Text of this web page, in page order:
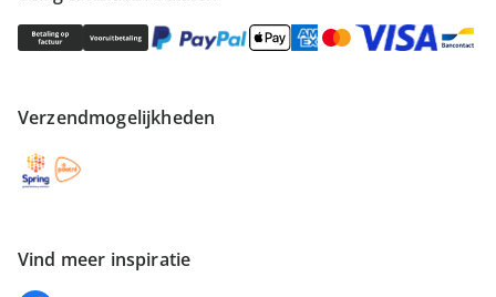
Verzendmogelijkheden
Vind meer inspiratie